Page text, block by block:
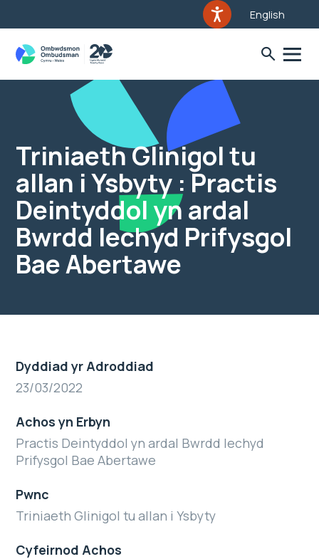
English
Triniaeth Glinigol tu
allan i Ysbyty : Practis
Deintyddol yn ardal
Bwrdd Iechyd Prifysgol
Bae Abertawe
Dyddiad yr Adroddiad
23/03/2022
Achos yn Erbyn
Practis Deintyddol yn ardal Bwrdd Iechyd
Prifysgol Bae Abertawe
Pwnc
Triniaeth Glinigol tu allan i Ysbyty
Cyfeirnod Achos